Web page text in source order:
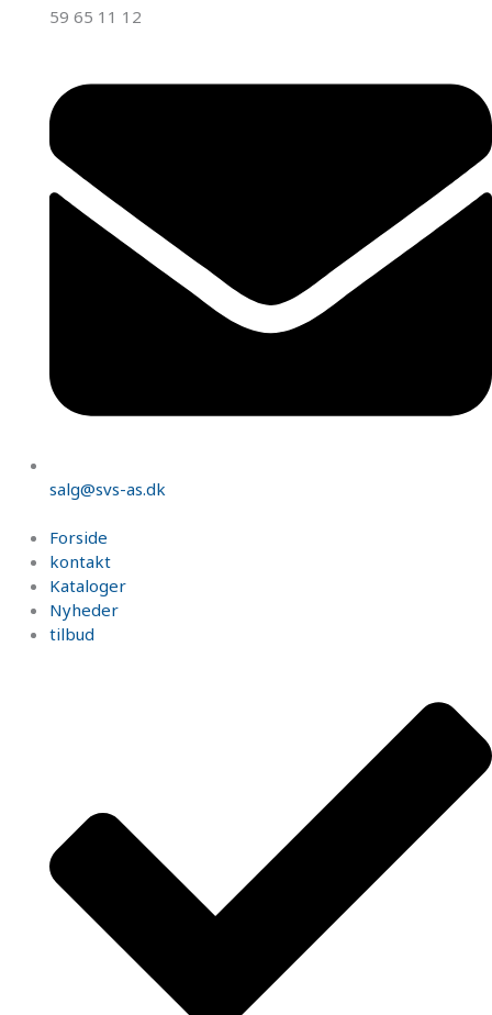
59 65 11 12
salg@svs-as.dk
Forside
kontakt
Kataloger
Nyheder
tilbud